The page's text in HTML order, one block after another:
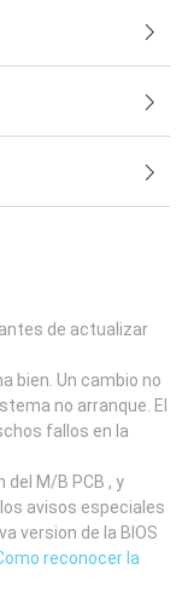
de actualizar
bien. Un cambio no
no arranque. El
fallos en la
M/B PCB , y
avisos especiales
version de la BIOS
reconocer la